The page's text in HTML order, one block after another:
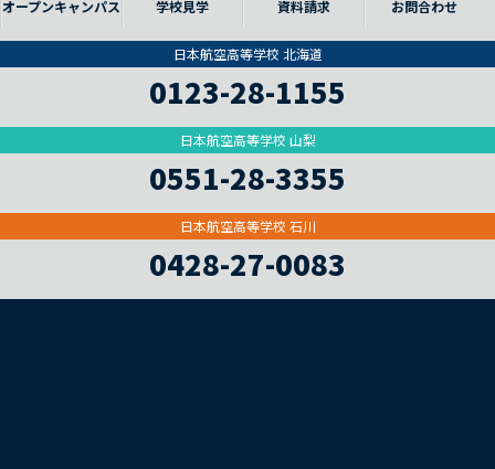
オープンキャンパス 学校見学 資料請求 お問合わせ
日本航空高等学校 北海道
0123-28-1155
日本航空高等学校 山梨
0551-28-3355
日本航空高等学校 石川
0428-27-0083